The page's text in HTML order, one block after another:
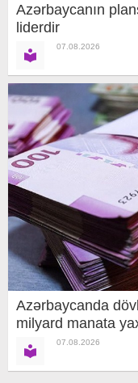
Azərbaycanın
liderdir
07.08.2026
Azərbaycanda
milyard manata
07.08.2026